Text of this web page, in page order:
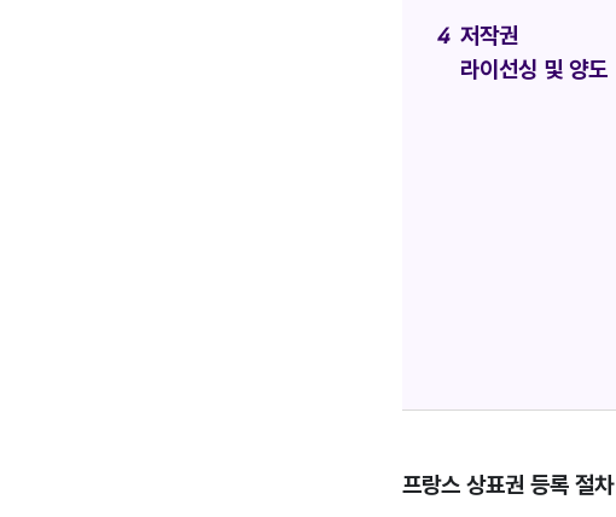
저작권
라이선싱 및 양도
프랑스 상표권 등록 절차